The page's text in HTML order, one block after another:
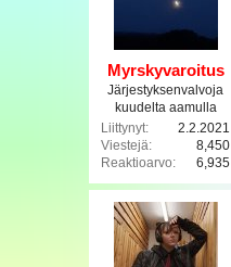
Myrskyvaroitus
Järjestyksenvalvoja
kuudelta aamulla
Liittynyt
2.2.2021
Viestejä
8,450
Reaktioarvo
6,935